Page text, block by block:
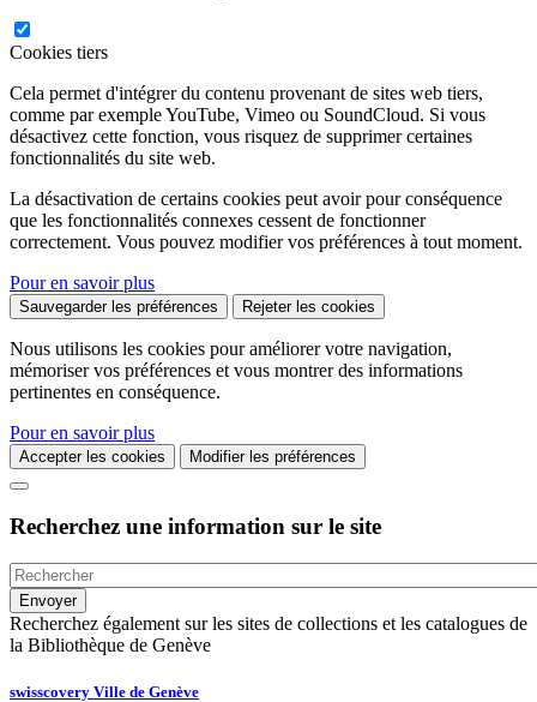
Cookies tiers
Cela permet d'intégrer du contenu provenant de sites web tiers,
comme par exemple YouTube, Vimeo ou SoundCloud. Si vous
désactivez cette fonction, vous risquez de supprimer certaines
fonctionnalités du site web.
La désactivation de certains cookies peut avoir pour conséquence
que les fonctionnalités connexes cessent de fonctionner
correctement. Vous pouvez modifier vos préférences à tout moment.
Pour en savoir plus
Sauvegarder les préférences Rejeter les cookies
Nous utilisons les cookies pour améliorer votre navigation,
mémoriser vos préférences et vous montrer des informations
pertinentes en conséquence.
Pour en savoir plus
Accepter les cookies Modifier les préférences
Recherchez une information sur le site
Recherchez également sur les sites de collections et les catalogues de
la Bibliothèque de Genève
swisscovery Ville de Genève